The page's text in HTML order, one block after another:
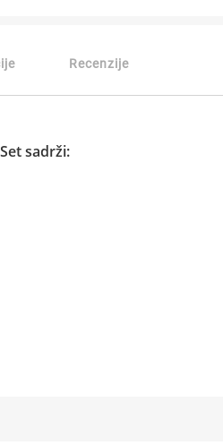
Recenzije
sadrži: